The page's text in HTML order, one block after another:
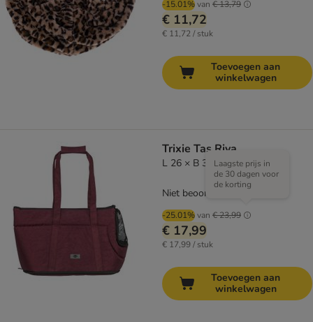
-15.01%van € 13,79
€ 11,72
€ 11,72 / stuk
Toevoegen aan
winkelwagen
Trixie Tas Riva
L 26 × B 30 × H 45 cm
-25.01%van € 23,99
Laagste prijs in
de 30 dagen voor
de korting
€ 17,99
€ 17,99 / stuk
Niet beoordeeld
Toevoegen aan
winkelwagen